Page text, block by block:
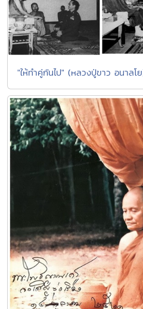
"ให้ทำคู่กันไป" (หลวงปู่ขาว อนาลโ